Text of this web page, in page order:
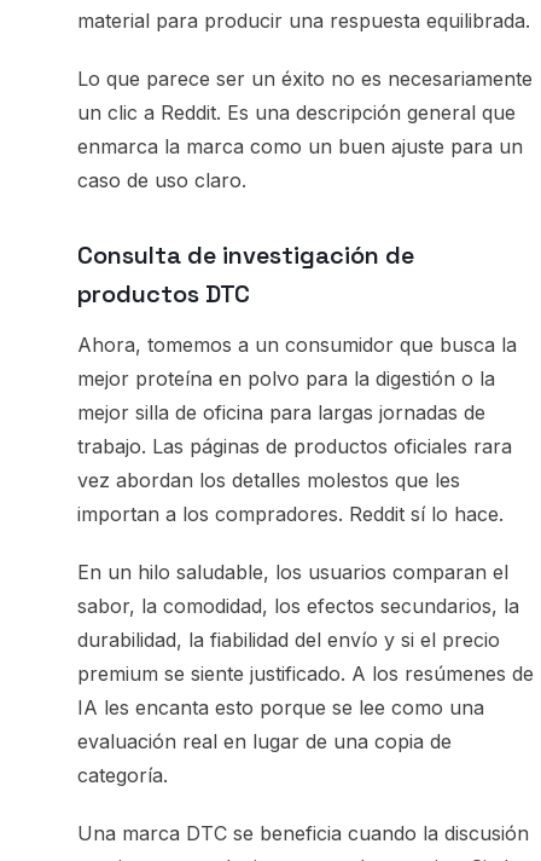
material para producir una respuesta equilibrada.
Lo que parece ser un éxito no es necesariamente
un clic a Reddit. Es una descripción general que
enmarca la marca como un buen ajuste para un
caso de uso claro.
Consulta de investigación de
productos DTC
Ahora, tomemos a un consumidor que busca la
mejor proteína en polvo para la digestión o la
mejor silla de oficina para largas jornadas de
trabajo. Las páginas de productos oficiales rara
vez abordan los detalles molestos que les
importan a los compradores. Reddit sí lo hace.
En un hilo saludable, los usuarios comparan el
sabor, la comodidad, los efectos secundarios, la
durabilidad, la fiabilidad del envío y si el precio
premium se siente justificado. A los resúmenes de
IA les encanta esto porque se lee como una
evaluación real en lugar de una copia de
categoría.
Una marca DTC se beneficia cuando la discusión